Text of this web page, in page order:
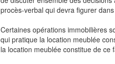
procès-verbal qui devra figurer
Certaines opérations immobilières
qui pratique la location meublée
la location meublée constitue de ce